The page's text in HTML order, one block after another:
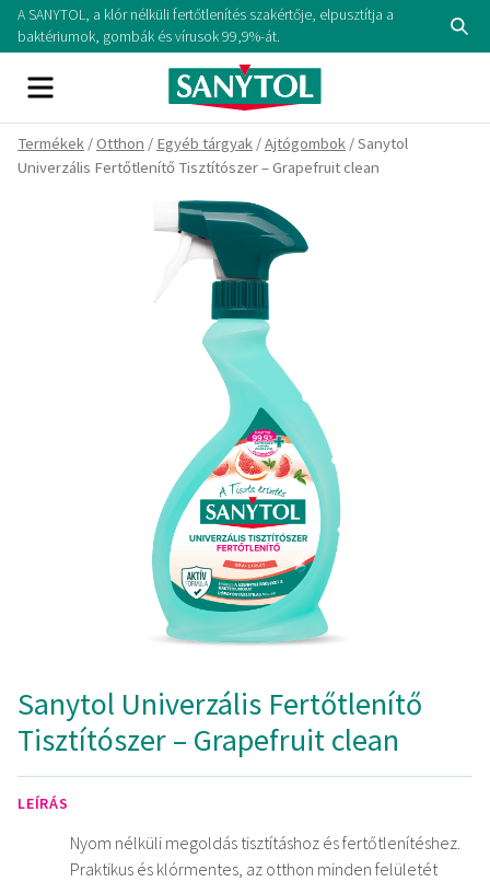
SkipA SANYTOL, a klór nélküli fertőtlenítés szakértője, elpusztítja a
baktériumok, gombák és vírusok 99,9%-át.
Menu
Termékek /Otthon / Egyéb tárgyak /Ajtógombok / Sanytol
Univerzális Fertőtlenítő Tisztítószer – Grapefruit clean
Sanytol Univerzális Fertőtlenítő
Tisztítószer – Grapefruit clean
LEÍRÁS
Nyom nélküli megoldás tisztításhoz és fertőtlenítéshez.
Praktikus és klórmentes, az otthon minden felületét